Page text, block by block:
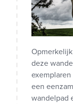
deze
een
wandelpad